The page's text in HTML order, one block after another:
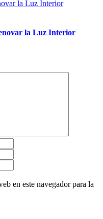
la Luz Interior
la Luz Interior
en este navegador para la